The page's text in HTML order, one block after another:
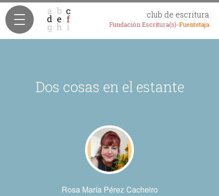
club de escritura
Fundación Escritura(s)-Fuentetaja
Dos cosas en el estante
Rosa María Pérez Cacheiro